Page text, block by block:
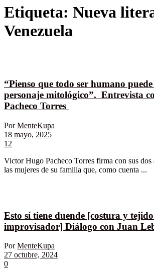
Etiqueta: Nueva
Venezuela
“Pienso que todo ser humano
personaje mitológico”. Entrevista
Pacheco Torres
Por MenteKupa
18 mayo, 2025
12
Victor Hugo Pacheco Torres firma con sus dos
las mujeres de su familia que, como cuenta ...
Esto sí tiene duende [costura y
improvisador] Diálogo con Juan
Por MenteKupa
27 octubre, 2024
0